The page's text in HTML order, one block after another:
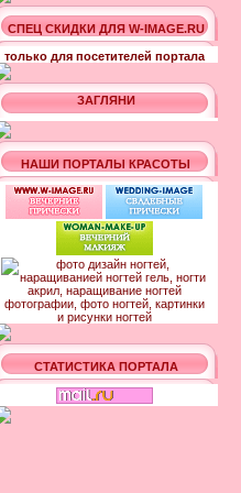
СПЕЦ СКИДКИ ДЛЯ W-IMAGE.RU
только для посетителей портала
ЗАГЛЯНИ
НАШИ ПОРТАЛЫ КРАСОТЫ
СТАТИСТИКА ПОРТАЛА